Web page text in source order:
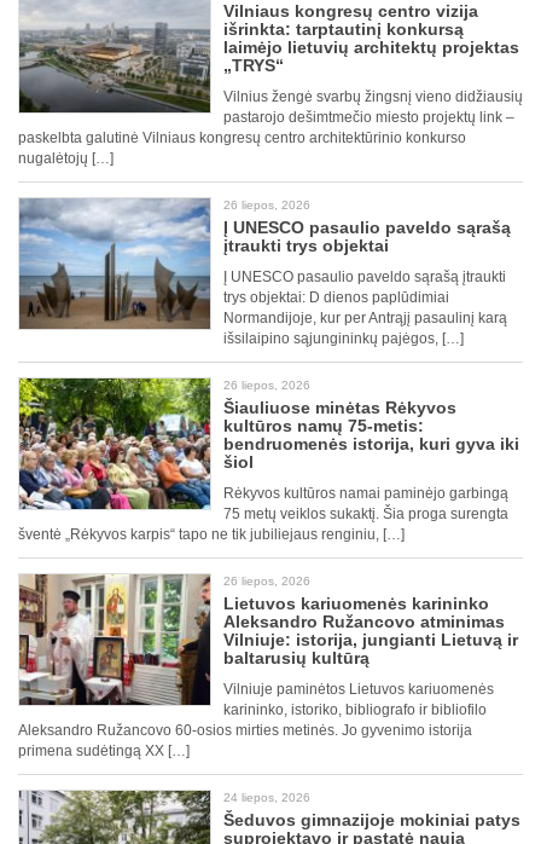
Vilniaus kongresų centro vizija
išrinkta: tarptautinį konkursą
laimėjo lietuvių architektų projektas
„TRYS“
Vilnius žengė svarbų žingsnį vieno didžiausių
pastarojo dešimtmečio miesto projektų link –
paskelbta galutinė Vilniaus kongresų centro architektūrinio konkurso
nugalėtojų […]
26 liepos, 2026
Į UNESCO pasaulio paveldo sąrašą
įtraukti trys objektai
Į UNESCO pasaulio paveldo sąrašą įtraukti
trys objektai: D dienos paplūdimiai
Normandijoje, kur per Antrąjį pasaulinį karą
išsilaipino sąjungininkų pajėgos, […]
26 liepos, 2026
Šiauliuose minėtas Rėkyvos
kultūros namų 75-metis:
bendruomenės istorija, kuri gyva iki
šiol
Rėkyvos kultūros namai paminėjo garbingą
75 metų veiklos sukaktį. Šia proga surengta
šventė „Rėkyvos karpis“ tapo ne tik jubiliejaus renginiu, […]
26 liepos, 2026
Lietuvos kariuomenės karininko
Aleksandro Ružancovo atminimas
Vilniuje: istorija, jungianti Lietuvą ir
baltarusių kultūrą
Vilniuje paminėtos Lietuvos kariuomenės
karininko, istoriko, bibliografo ir bibliofilo
Aleksandro Ružancovo 60-osios mirties metinės. Jo gyvenimo istorija
primena sudėtingą XX […]
24 liepos, 2026
Šeduvos gimnazijoje mokiniai patys
suprojektavo ir pastatė naują